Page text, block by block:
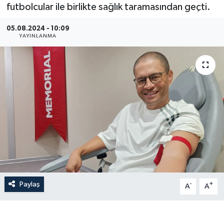
futbolcular ile birlikte sağlık taramasından geçti.
05.08.2024 - 10:09
YAYINLANMA
Paylaş A- A+
Ekonomi
Gündem
Günün Manşetleri
Haber Kuşakları
Haberler
KANALV Spor
Kültür Sanat
Magazin
Tüm Manşetler
Son Dakika Haberleri
Haber Arşivi